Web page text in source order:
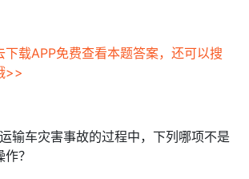
下载APP免费查看本题答案，还可以搜
>>
输车灾害事故的过程中，下列哪项不是
？